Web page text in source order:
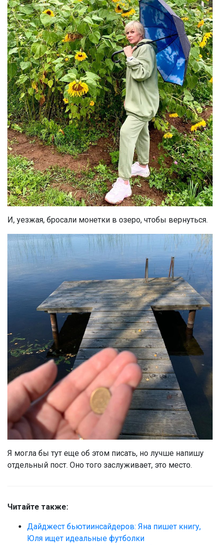
И, уезжая, бросали монетки в озеро, чтобы вернуться.
Я могла бы тут еще об этом писать, но лучше напишу
отдельный пост. Оно того заслуживает, это место.
Читайте также:
Дайджест бьютиинсайдеров: Яна пишет книгу,
Юля ищет идеальные футболки